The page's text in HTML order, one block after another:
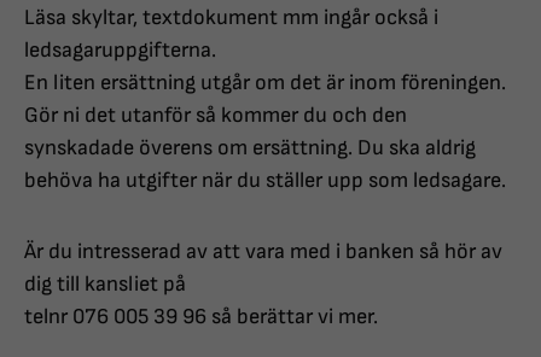
Läsa skyltar, textdokument mm ingår också i
ledsagaruppgifterna.
En liten ersättning utgår om det är inom föreningen.
Gör ni det utanför så kommer du och den
synskadade överens om ersättning. Du ska aldrig
behöva ha utgifter när du ställer upp som ledsagare.
Är du intresserad av att vara med i banken så hör av
dig till kansliet på
telnr 076 005 39 96 så berättar vi mer.